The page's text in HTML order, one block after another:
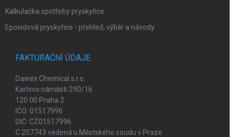
Kalkulačka spotřeby pryskyřice
Epoxidová pryskyřice - přehled, výběr a návody
FAKTURAČNÍ ÚDAJE
Dawex Chemical s.r.o.
Karlovo náměstí 290/16
120 00 Praha 2
IČO: 01517996
DIČ: CZ01517996
C 207743 vedená u Městského soudu v Praze